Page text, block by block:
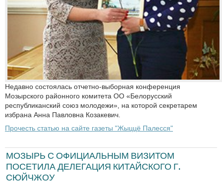
Недавно состоялась отчетно-выборная конференция
Мозырского районного комитета ОО «Белорусский
республиканский союз молодежи», на которой секретарем
избрана Анна Павловна Козакевич.
Прочесть статью на сайте газеты "Жыццё Палесся"
МОЗЫРЬ С ОФИЦИАЛЬНЫМ ВИЗИТОМ
ПОСЕТИЛА ДЕЛЕГАЦИЯ КИТАЙСКОГО Г.
СЮЙЧЖОУ